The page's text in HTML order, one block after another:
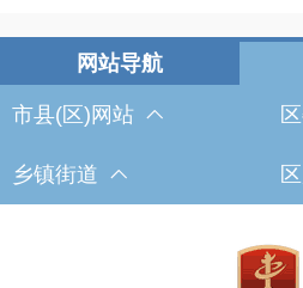
市县(区)网站
乡镇街道